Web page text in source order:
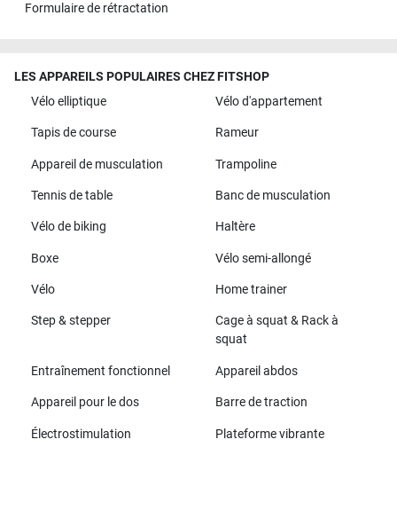
Formulaire de rétractation
LES APPAREILS POPULAIRES CHEZ FITSHOP
Vélo elliptique
Vélo d'appartement
Tapis de course Rameur
Appareil de musculation Trampoline
Tennis de table Banc de musculation
Vélo de biking Haltère
Boxe Vélo semi-allongé
Vélo Home trainer
Step & stepper
Cage à squat & Rack à
squat
Entraînement fonctionnel Appareil abdos
Appareil pour le dos Barre de traction
Électrostimulation Plateforme vibrante